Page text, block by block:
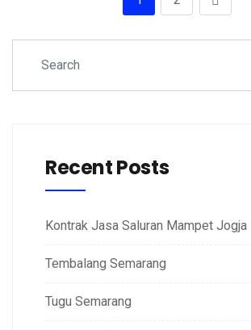
Recent Posts
Kontrak Jasa Saluran Mampet Jogja
Tembalang Semarang
Tugu Semarang